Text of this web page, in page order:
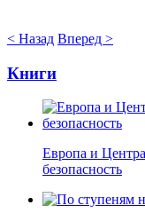
< Назад Вперед >
Книги
Европа и
безопасность